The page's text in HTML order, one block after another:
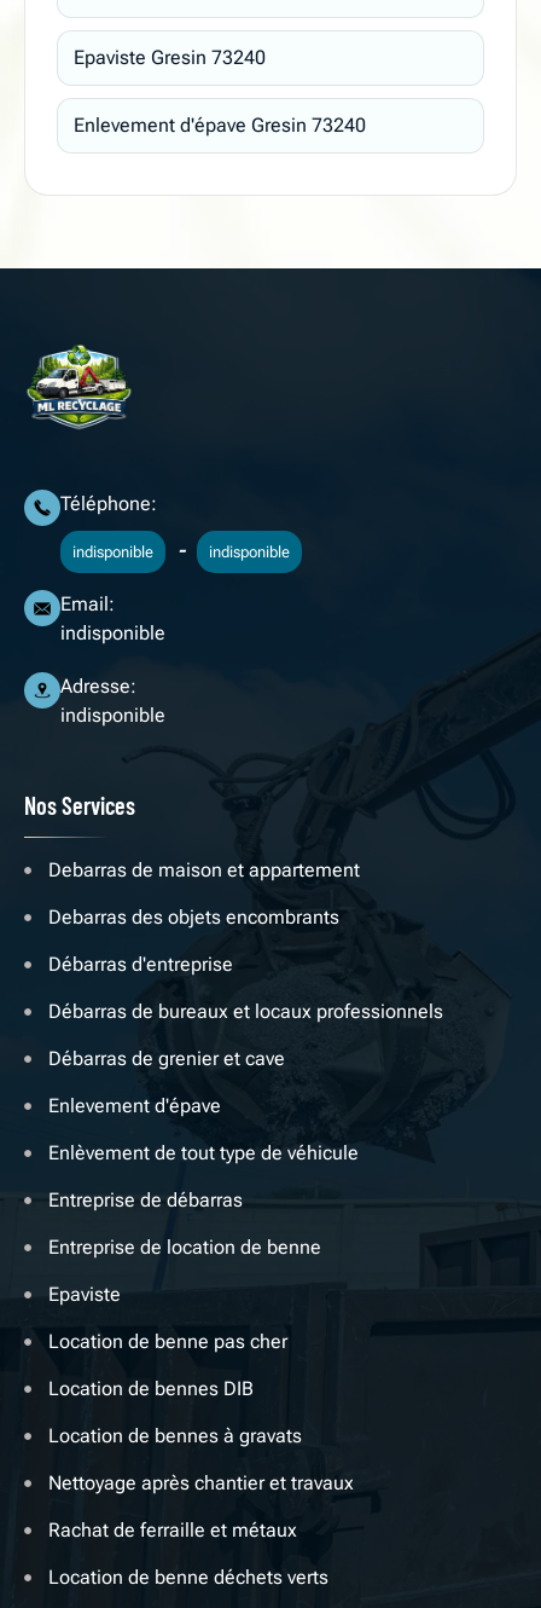
Epaviste Gresin 73240
Enlevement d'épave Gresin 73240
Téléphone:
indisponible - indisponible
Email:
indisponible
Adresse:
indisponible
Nos Services
Debarras de maison et appartement
Debarras des objets encombrants
Débarras d'entreprise
Débarras de bureaux et locaux professionnels
Débarras de grenier et cave
Enlevement d'épave
Enlèvement de tout type de véhicule
Entreprise de débarras
Entreprise de location de benne
Epaviste
Location de benne pas cher
Location de bennes DIB
Location de bennes à gravats
Nettoyage après chantier et travaux
Rachat de ferraille et métaux
Location de benne déchets verts